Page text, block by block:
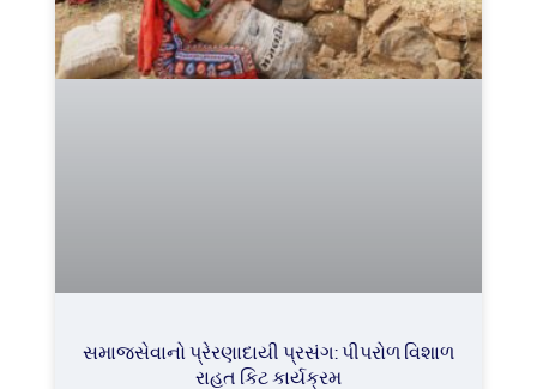
સમાજસેવાનો પ્રેરણાદાયી પ્રસંગ: પીપરોળ વિશાળ
રાહત કિટ કાર્યક્રમ